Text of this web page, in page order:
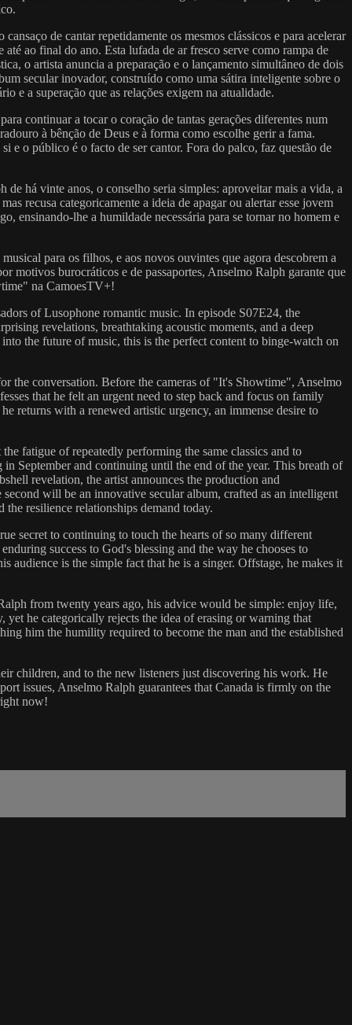
de cantar repetidamente os mesmos clássicos e para acelerar
ao final do ano. Esta lufada de ar fresco serve como rampa de
o artista anuncia a preparação e o lançamento simultâneo de dois
secular inovador, construído como uma sátira inteligente sobre o
e a superação que as relações exigem na atualidade.
continuar a tocar o coração de tantas gerações diferentes num
à bênção de Deus e à forma como escolhe gerir a fama.
e o público é o facto de ser cantor. Fora do palco, faz questão de
há vinte anos, o conselho seria simples: aproveitar mais a vida, a
recusa categoricamente a ideia de apagar ou alertar esse jovem
ensinando-lhe a humildade necessária para se tornar no homem e
para os filhos, e aos novos ouvintes que agora descobrem a
motivos burocráticos e de passaportes, Anselmo Ralph garante que
na CamoesTV+!
of Lusophone romantic music. In episode S07E24, the
revelations, breathtaking acoustic moments, and a deep
the future of music, this is the perfect content to binge-watch on
the conversation. Before the cameras of "It's Showtime", Anselmo
that he felt an urgent need to step back and focus on family
returns with a renewed artistic urgency, an immense desire to
fatigue of repeatedly performing the same classics and to
September and continuing until the end of the year. This breath of
revelation, the artist announces the production and
will be an innovative secular album, crafted as an intelligent
resilience relationships demand today.
secret to continuing to touch the hearts of so many different
success to God's blessing and the way he chooses to
audience is the simple fact that he is a singer. Offstage, he makes it
from twenty years ago, his advice would be simple: enjoy life,
he categorically rejects the idea of erasing or warning that
him the humility required to become the man and the established
children, and to the new listeners just discovering his work. He
issues, Anselmo Ralph guarantees that Canada is firmly on the
now!